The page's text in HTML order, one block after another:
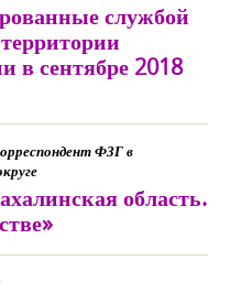
службой
в сентябре 2018
ФЗГ в
область.